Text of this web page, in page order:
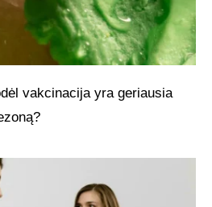
vakcinacija yra geriausia